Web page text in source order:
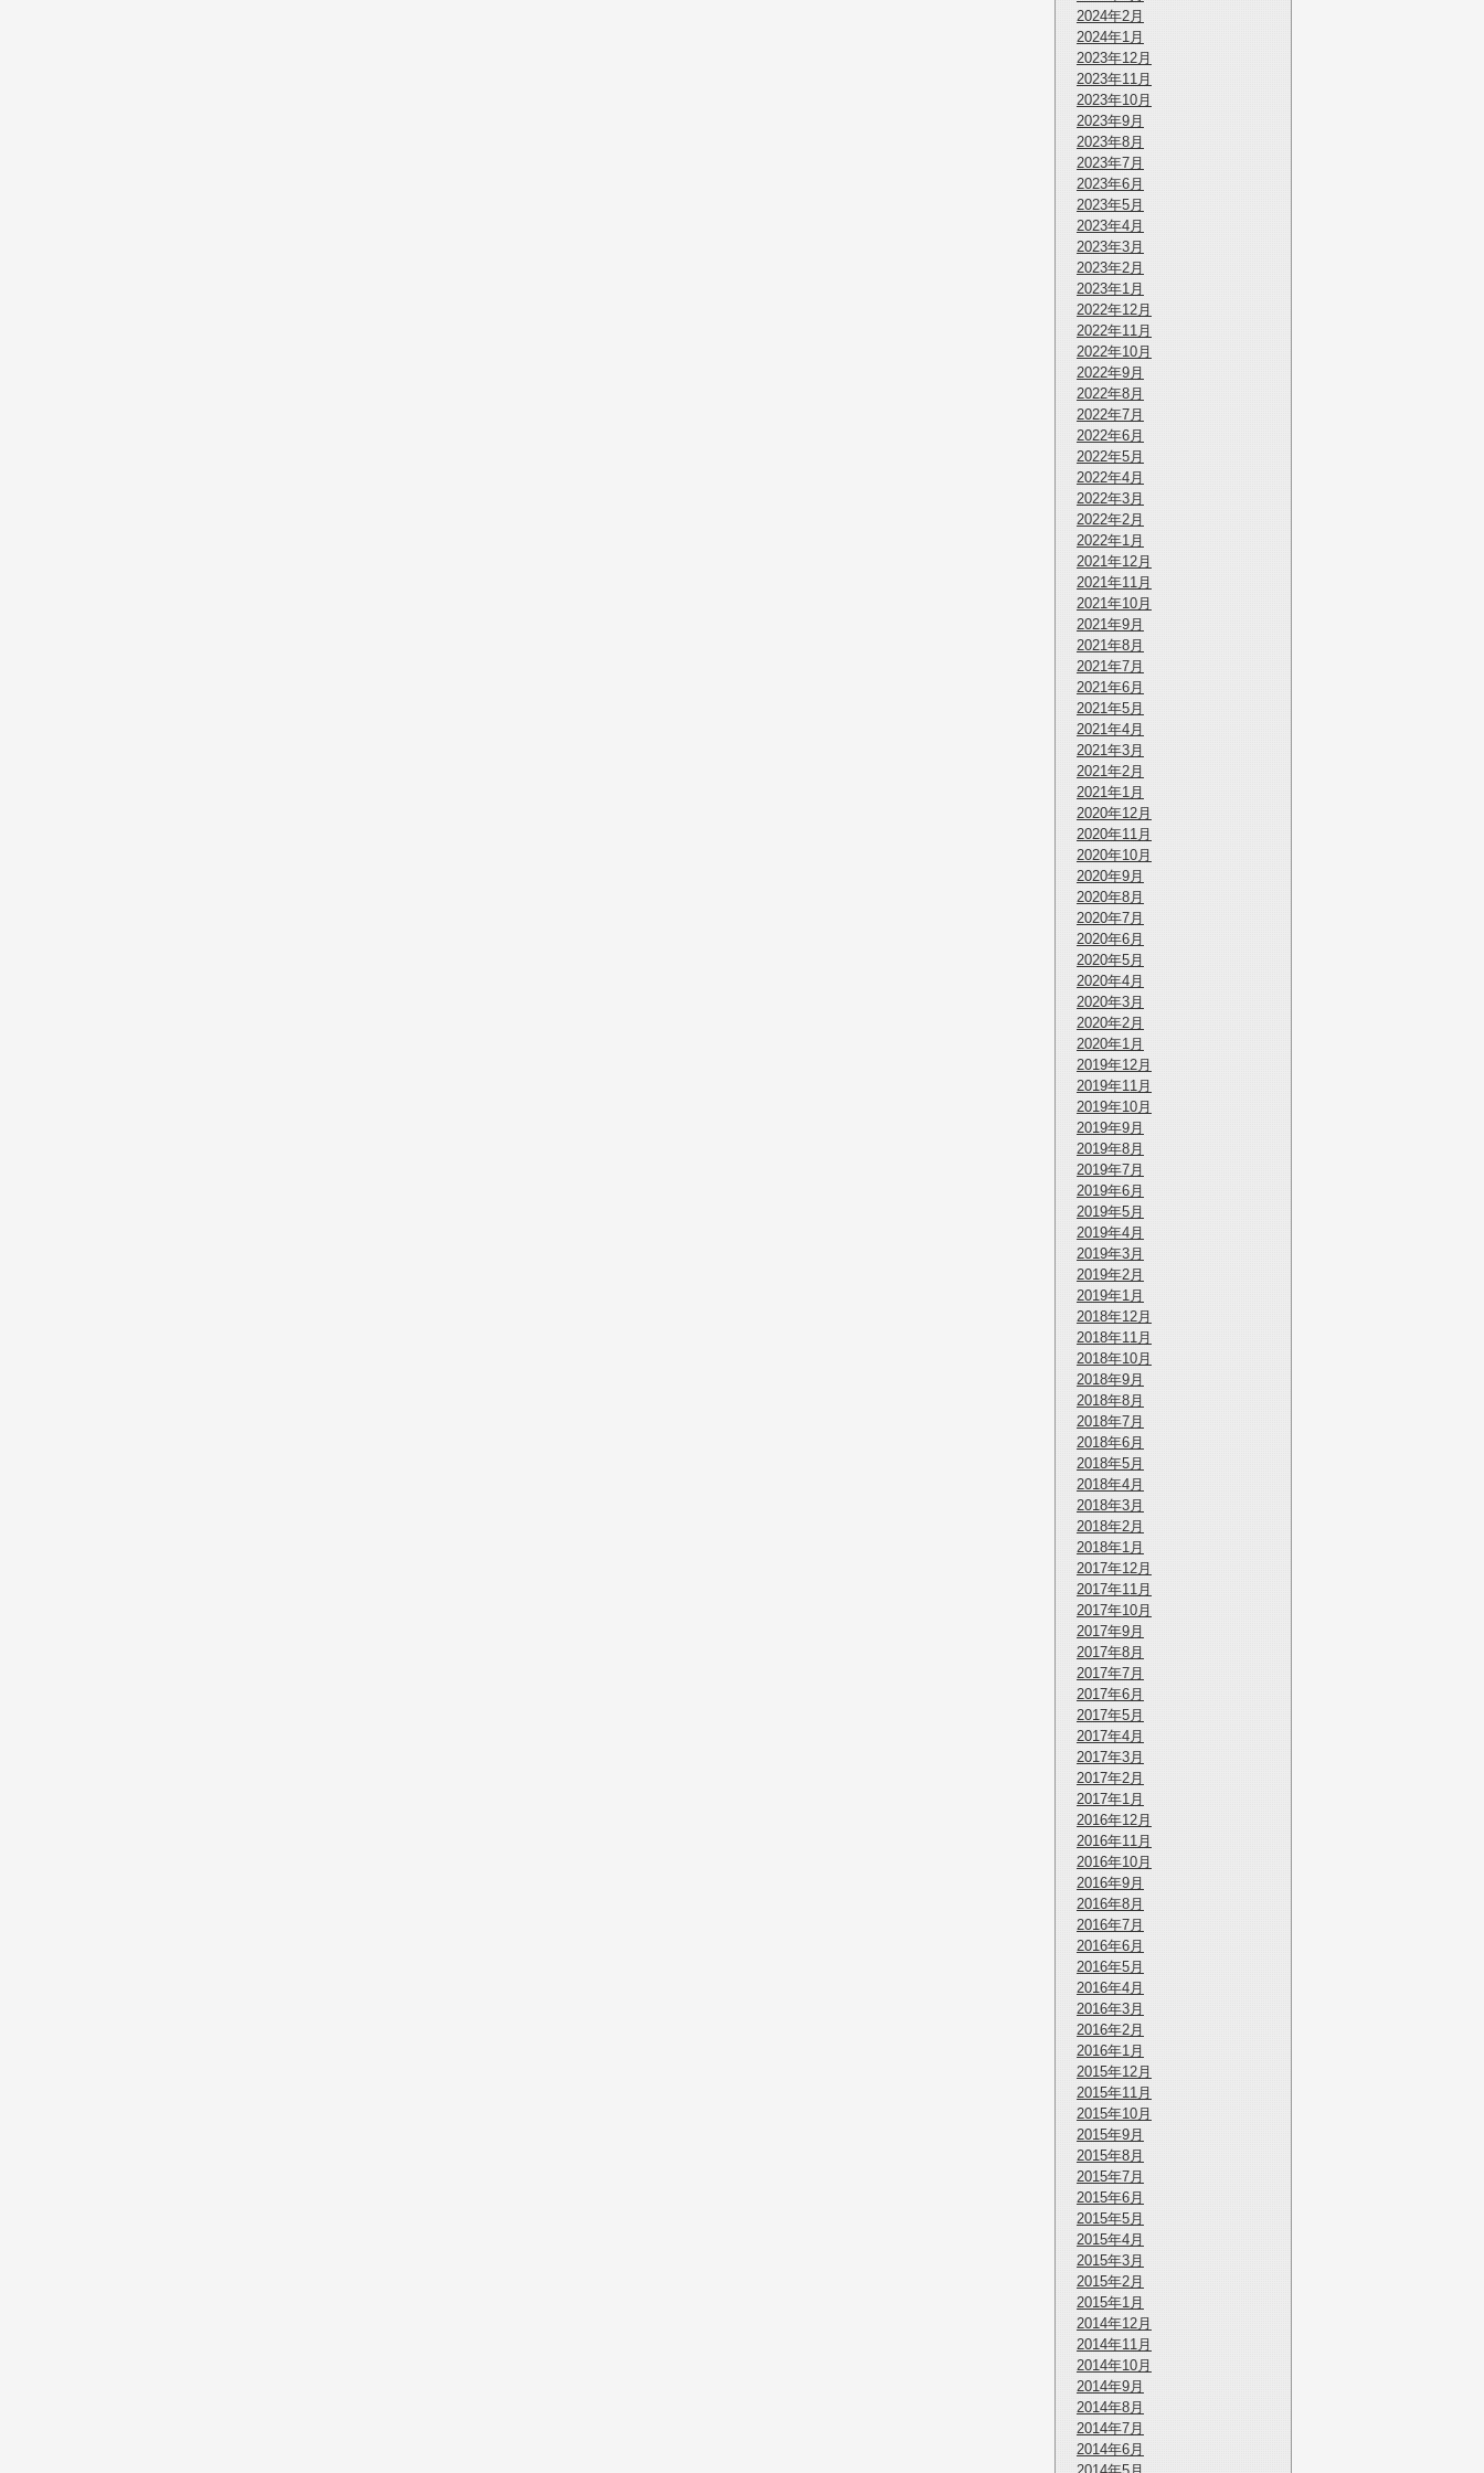
2024年2月
2024年1月
2023年12月
2023年11月
2023年10月
2023年9月
2023年8月
2023年7月
2023年6月
2023年5月
2023年4月
2023年3月
2023年2月
2023年1月
2022年12月
2022年11月
2022年10月
2022年9月
2022年8月
2022年7月
2022年6月
2022年5月
2022年4月
2022年3月
2022年2月
2022年1月
2021年12月
2021年11月
2021年10月
2021年9月
2021年8月
2021年7月
2021年6月
2021年5月
2021年4月
2021年3月
2021年2月
2021年1月
2020年12月
2020年11月
2020年10月
2020年9月
2020年8月
2020年7月
2020年6月
2020年5月
2020年4月
2020年3月
2020年2月
2020年1月
2019年12月
2019年11月
2019年10月
2019年9月
2019年8月
2019年7月
2019年6月
2019年5月
2019年4月
2019年3月
2019年2月
2019年1月
2018年12月
2018年11月
2018年10月
2018年9月
2018年8月
2018年7月
2018年6月
2018年5月
2018年4月
2018年3月
2018年2月
2018年1月
2017年12月
2017年11月
2017年10月
2017年9月
2017年8月
2017年7月
2017年6月
2017年5月
2017年4月
2017年3月
2017年2月
2017年1月
2016年12月
2016年11月
2016年10月
2016年9月
2016年8月
2016年7月
2016年6月
2016年5月
2016年4月
2016年3月
2016年2月
2016年1月
2015年12月
2015年11月
2015年10月
2015年9月
2015年8月
2015年7月
2015年6月
2015年5月
2015年4月
2015年3月
2015年2月
2015年1月
2014年12月
2014年11月
2014年10月
2014年9月
2014年8月
2014年7月
2014年6月